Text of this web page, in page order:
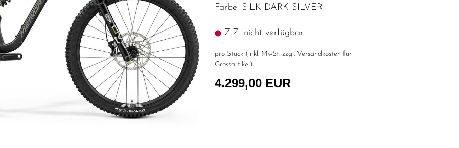
Farbe: SILK DARK SILVER
Z.Z. nicht verfügbar
pro Stück (inkl. MwSt. zzgl. Versandkosten für
Grossartikel )
4.299,00 EUR